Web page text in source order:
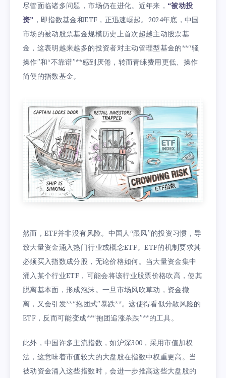
尽管面临诸多问题，市场仍在进化。近年来， “被动投
资” ，即指数基金和ETF，正迅速崛起。2024年底，中国
市场的被动股票基金规模历史上首次超越主动股票基
金，这表明越来越多的投资者对主动管理型基金的**“骚
操作”和“不靠谱”**感到厌倦，转而青睐费用更低、操作
简便的指数基金。
然而，ETF并非没有风险。中国人“跟风”的投资习惯，导
致大量资金涌入热门行业或概念ETF。ETF的机制要求其
必须买入指数成分股，无论价格如何。当大量资金集中
涌入某个行业ETF，可能会将该行业股票价格吹高，使其
脱离基本面，形成泡沫。一旦市场风吹草动，资金撤
离，又会引发**“抱团式”暴跌**。这使得看似分散风险的
ETF，反而可能变成**“抱团追涨杀跌”**的工具。
此外，中国许多主流指数，如沪深300，采用市值加权
法，这意味着市值较大的大盘股在指数中权重更高。当
被动资金涌入这些指数时，会进一步推高这些大盘股的